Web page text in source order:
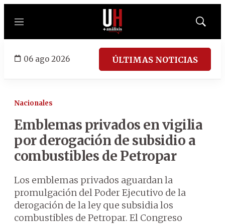
Menú
Mostrar
06 ago 2026 ÚLTIMAS NOTICIAS
Nacionales
Emblemas privados en vigilia
por derogación de subsidio a
combustibles de Petropar
Los emblemas privados aguardan la
promulgación del Poder Ejecutivo de la
derogación de la ley que subsidia los
combustibles de Petropar. El Congreso